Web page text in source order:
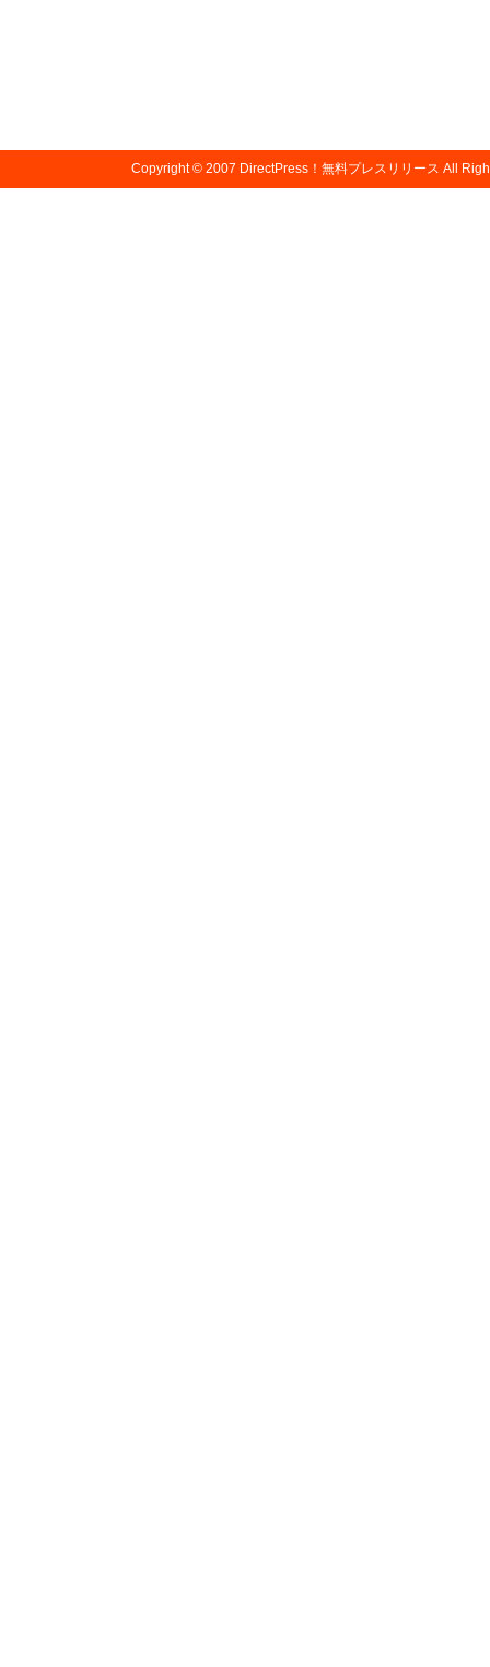
Copyright © 2007 DirectPress！無料プレスリリース All